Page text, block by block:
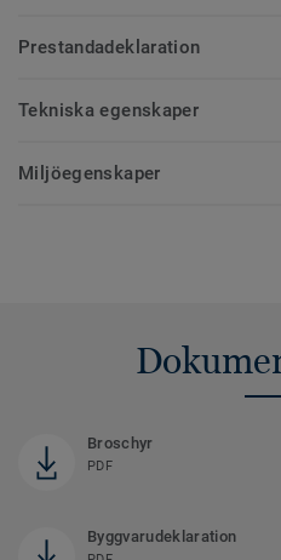
Prestandadeklaration
Tekniska egenskaper
Miljöegenskaper
Broschyr
PDF
Byggvarudeklaration